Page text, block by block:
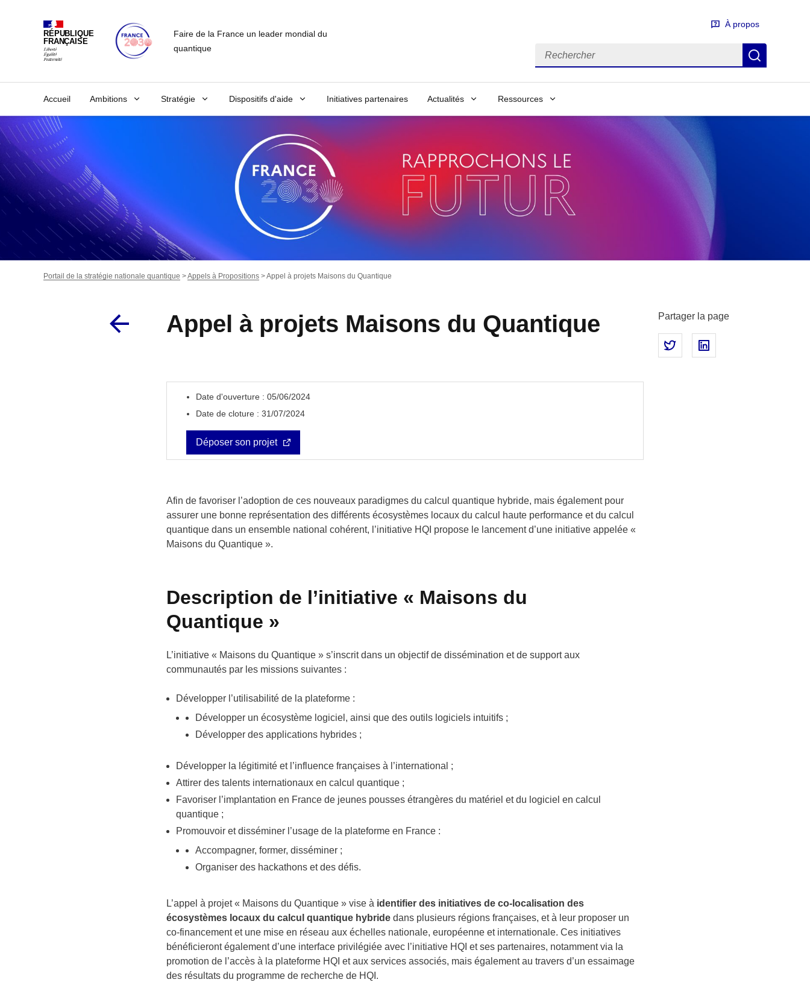
RÉPUBLIQUE
FRANÇAISE
Faire de la France un leader mondial du
quantique
À propos
Terme à rechercher
Accueil Ambitions Stratégie Dispositifs d'aide Initiatives partenaires Actualités Ressources
Portail de la stratégie nationale quantique >Appels à Propositions >Appel à projets Maisons du Quantique
Appel à projets Maisons du Quantique Partager la page
Partager sur Twitter
Date d'ouverture : 05/06/2024
Date de cloture : 31/07/2024
Déposer son projet
Afin de favoriser l’adoption de ces nouveaux paradigmes du calcul quantique hybride, mais également pour
assurer une bonne représentation des différents écosystèmes locaux du calcul haute performance et du calcul
quantique dans un ensemble national cohérent, l’initiative HQI propose le lancement d’une initiative appelée «
Maisons du Quantique ».
Description de l’initiative « Maisons du
Quantique »
L’initiative « Maisons du Quantique » s’inscrit dans un objectif de dissémination et de support aux
communautés par les missions suivantes :
Développer l’utilisabilité de la plateforme :
Développer un écosystème logiciel, ainsi que des outils logiciels intuitifs ;
Développer des applications hybrides ;
Développer la légitimité et l’influence françaises à l’international ;
Attirer des talents internationaux en calcul quantique ;
Favoriser l’implantation en France de jeunes pousses étrangères du matériel et du logiciel en calcul
quantique ;
Promouvoir et disséminer l’usage de la plateforme en France :
Accompagner, former, disséminer ;
Organiser des hackathons et des défis.
L’appel à projet « Maisons du Quantique » vise à identifier des initiatives de co-localisation des
écosystèmes locaux du calcul quantique hybride dans plusieurs régions françaises, et à leur proposer un
co-financement et une mise en réseau aux échelles nationale, européenne et internationale. Ces initiatives
bénéficieront également d’une interface privilégiée avec l’initiative HQI et ses partenaires, notamment via la
promotion de l’accès à la plateforme HQI et aux services associés, mais également au travers d’un essaimage
des résultats du programme de recherche de HQI.